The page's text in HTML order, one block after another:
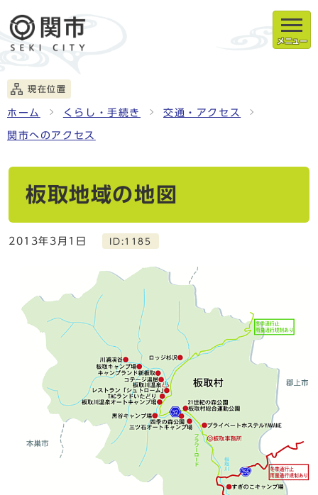
メニュー
現在位置
ホーム くらし・手続き 交通・アクセス
関市へのアクセス
板取地域の地図
2013年3月1日 ID:1185